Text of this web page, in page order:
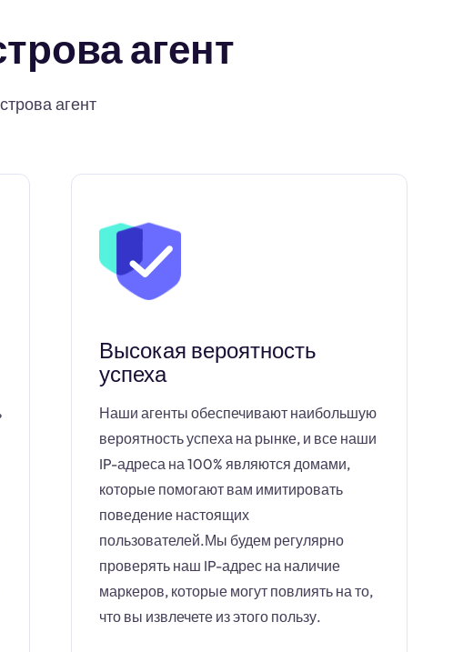
агент
агент
Высокая вероятность
успеха
Наши агенты обеспечивают наибольшую
вероятность успеха на рынке, и все наши
IP-адреса на 100% являются домами,
которые помогают вам имитировать
поведение настоящих
пользователей.Мы будем регулярно
проверять наш IP-адрес на наличие
маркеров, которые могут повлиять на то,
что вы извлечете из этого пользу.